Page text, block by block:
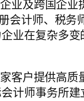
业及跨国企业
会计师、税务
业在复杂多
客户提供高质
计师事务所